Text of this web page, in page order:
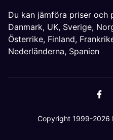
Du kan jämföra priser och
Danmark, UK, Sverige,
Österrike, Finland,
Nederländerna, Spanien
Copyright 1999-2026